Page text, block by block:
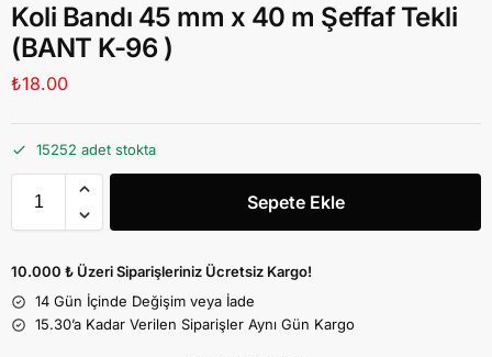
Koli Bandı 45 mm x 40 m Şeffaf Tekli
(BANT K-96 )
₺18.00
15252 adet stokta
Sepete Ekle
10.000 ₺ Üzeri Siparişleriniz Ücretsiz Kargo!
14 Gün İçinde Değişim veya İade
15.30’a Kadar Verilen Siparişler Aynı Gün Kargo